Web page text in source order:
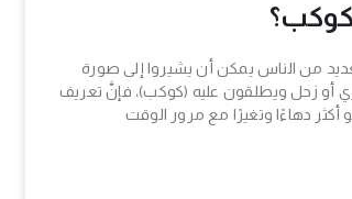
من الناس يمكن أن يشيروا إلى صورة
أو زحل ويطلقون عليه (كوكب)، فإنَّ تعريف
أكثر دهاءًا وتغيرًا مع مرور الوقت